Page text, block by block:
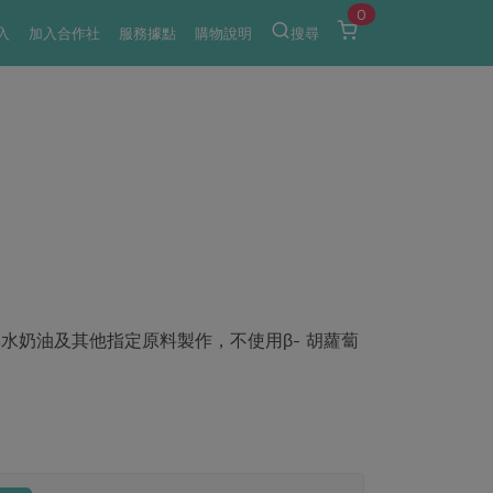
加入合作社 服務據點 購物說明 搜尋
0
奶油及其他指定原料製作，不使用β- 胡蘿蔔